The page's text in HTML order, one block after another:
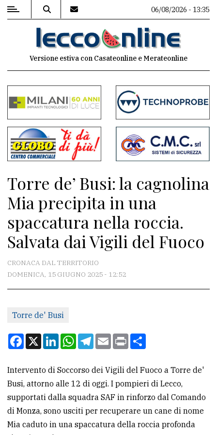
MENU
commenti
Contenuti
del
sito
Meteo
CONTATTI
La
Scrivici
tua
pubblicità
CERCA
Cerca
per
comune
06/08/2026 - 13:35
Versione estiva con Casateonline e Merateonline
Torre de’ Busi: la cagnolina
Mia precipita in una
spaccatura nella roccia.
Salvata dai Vigili del Fuoco
CRONACA DAL TERRITORIO
DOMENICA, 15 GIUGNO 2025 - 12:52
Torre de' Busi
Facebook
X LinkedInWhatsApp
Telegram
EmailPrint
Intervento di Soccorso dei Vigili del Fuoco a Torre de'
Busi, attorno alle 12 di oggi. I pompieri di Lecco,
supportati dalla squadra SAF in rinforzo dal Comando
di Monza, sono usciti per recuperare un cane di nome
Mia caduto in una spaccatura della roccia profonda